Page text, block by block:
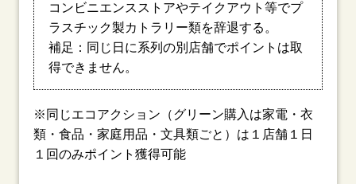
コンビニエンスストアやテイクアウト等でプ
ラスチック製カトラリー類を辞退する。
補足：同じ日に系列の別店舗でポイントは取
得できません。
※同じエコアクション（グリーン購入は家電・衣
類・食品・家庭用品・文具類ごと）は１店舗１日
１回のみポイント獲得可能